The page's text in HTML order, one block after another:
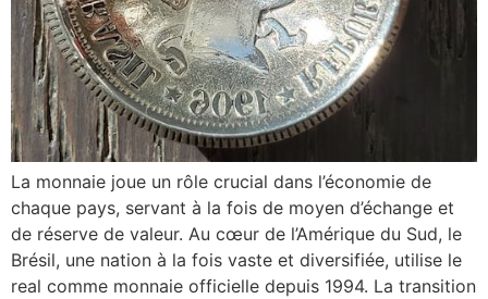
La monnaie joue un rôle crucial dans l’économie de
chaque pays, servant à la fois de moyen d’échange et
de réserve de valeur. Au cœur de l’Amérique du Sud, le
Brésil, une nation à la fois vaste et diversifiée, utilise le
real comme monnaie officielle depuis 1994. La transition